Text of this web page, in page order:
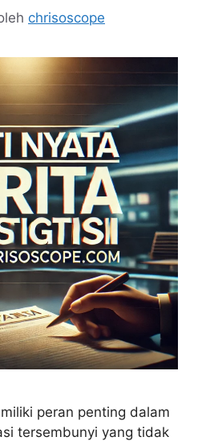
chrisoscope
peran penting dalam
tersembunyi yang tidak